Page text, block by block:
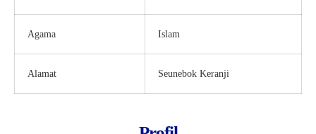
Agama Islam
Alamat Seunebok Keranji